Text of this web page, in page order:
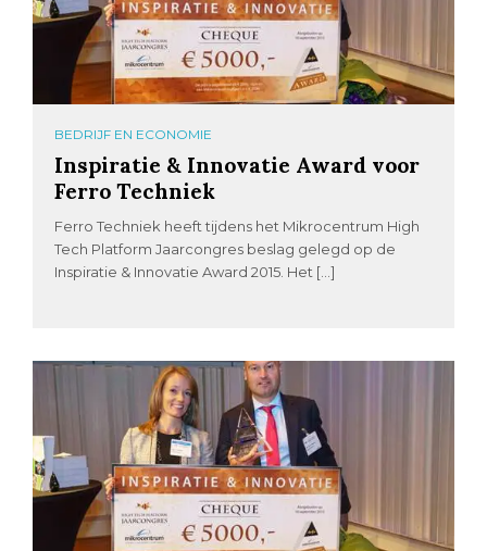
BEDRIJF EN ECONOMIE
Inspiratie & Innovatie Award voor
Ferro Techniek
Ferro Techniek heeft tijdens het Mikrocentrum High
Tech Platform Jaarcongres beslag gelegd op de
Inspiratie & Innovatie Award 2015. Het […]